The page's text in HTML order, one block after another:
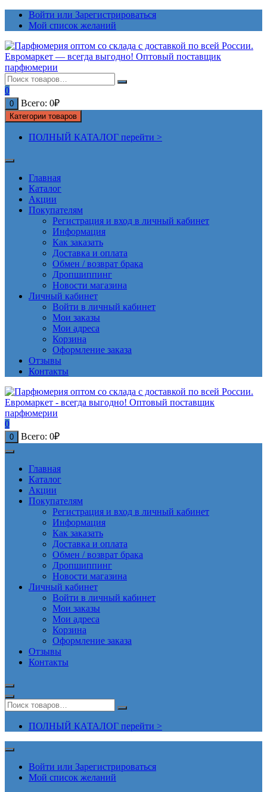
ПерейтиВойти или Зарегистрироваться
Мой список желаний
0
0 Всего: 0₽
Категории товаров
ПОЛНЫЙ КАТАЛОГ перейти >
Главная
Каталог
Акции
Покупателям
Регистрация и вход в личный кабинет
Информация
Как заказать
Доставка и оплата
Обмен / возврат брака
Дропшиппинг
Новости магазина
Личный кабинет
Войти в личный кабинет
Мои заказы
Мои адреса
Корзина
Оформление заказа
Отзывы
Контакты
0
0 Всего: 0₽
Главная
Каталог
Акции
Покупателям
Регистрация и вход в личный кабинет
Информация
Как заказать
Доставка и оплата
Обмен / возврат брака
Дропшиппинг
Новости магазина
Личный кабинет
Войти в личный кабинет
Мои заказы
Мои адреса
Корзина
Оформление заказа
Отзывы
Контакты
ПОЛНЫЙ КАТАЛОГ перейти >
Войти или Зарегистрироваться
Мой список желаний